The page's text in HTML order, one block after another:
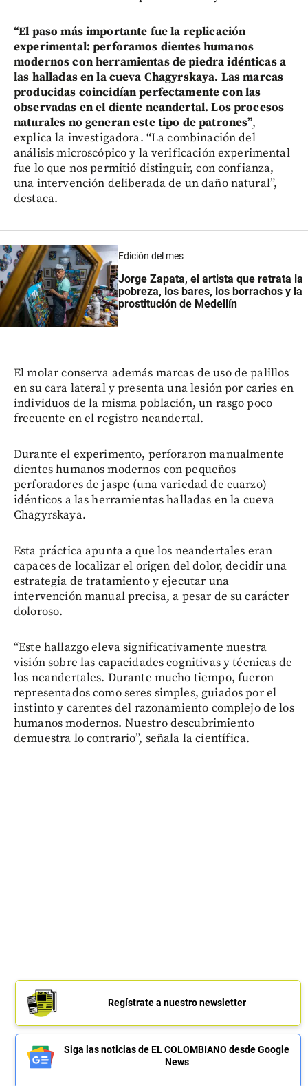
“El paso más importante fue la replicación
experimental: perforamos dientes humanos
modernos con herramientas de piedra idénticas a
las halladas en la cueva Chagyrskaya. Las marcas
producidas coincidían perfectamente con las
observadas en el diente neandertal. Los procesos
naturales no generan este tipo de patrones”,
explica la investigadora. “La combinación del
análisis microscópico y la verificación experimental
fue lo que nos permitió distinguir, con confianza,
una intervención deliberada de un daño natural”,
destaca.
Edición del mes
Jorge Zapata, el artista que retrata la
pobreza, los bares, los borrachos y la
prostitución de Medellín
El molar conserva además marcas de uso de palillos
en su cara lateral y presenta una lesión por caries en
individuos de la misma población, un rasgo poco
frecuente en el registro neandertal.
Durante el experimento, perforaron manualmente
dientes humanos modernos con pequeños
perforadores de jaspe (una variedad de cuarzo)
idénticos a las herramientas halladas en la cueva
Chagyrskaya.
Esta práctica apunta a que los neandertales eran
capaces de localizar el origen del dolor, decidir una
estrategia de tratamiento y ejecutar una
intervención manual precisa, a pesar de su carácter
doloroso.
“Este hallazgo eleva significativamente nuestra
visión sobre las capacidades cognitivas y técnicas de
los neandertales. Durante mucho tiempo, fueron
representados como seres simples, guiados por el
instinto y carentes del razonamiento complejo de los
humanos modernos. Nuestro descubrimiento
demuestra lo contrario”, señala la científica.
Regístrate a nuestro newsletter
Siga las noticias de EL COLOMBIANO desde Google
News